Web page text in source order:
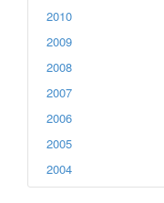
2010
2009
2008
2007
2006
2005
2004